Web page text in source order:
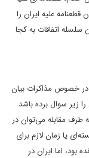
علیه ایران را
سلسله اتفاقات به کجا
در خصوص مذاکرات بیان
۴+۱ به مذاکرات وین را زیر سوال برده باشد.
طرف مقابله می‌توان در
یا زمان لازم برای
اما ایران در